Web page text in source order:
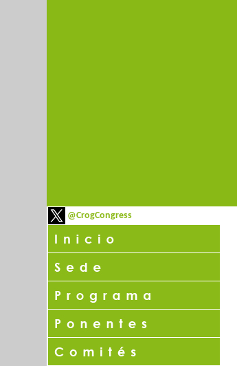
@CrogCongress